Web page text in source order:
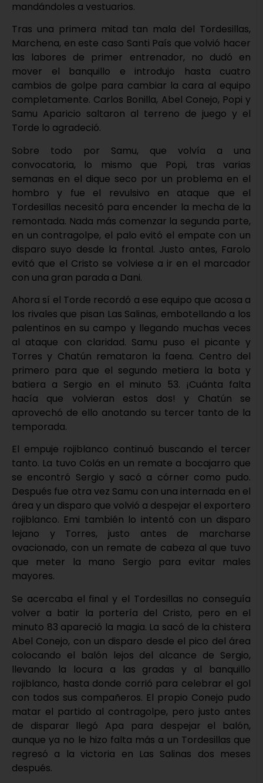
mandándoles a vestuarios.
Tras una primera mitad tan mala del Tordesillas,
Marchena, en este caso Santi País que volvió hacer
las labores de primer entrenador, no dudó en
mover el banquillo e introdujo hasta cuatro
cambios de golpe para cambiar la cara al equipo
completamente. Carlos Bonilla, Abel Conejo, Popi y
Samu Aparicio saltaron al terreno de juego y el
Torde lo agradeció.
Sobre todo por Samu, que volvía a una
convocatoria, lo mismo que Popi, tras varias
semanas en el dique seco por un problema en el
hombro y fue el revulsivo en ataque que el
Tordesillas necesitó para encender la mecha de la
remontada. Nada más comenzar la segunda parte,
en un contragolpe, el palo evitó el empate con un
disparo suyo desde la frontal. Justo antes, Farolo
evitó que el Cristo se volviese a ir en el marcador
con una gran parada a Dani.
Ahora sí el Torde recordó a ese equipo que acosa a
los rivales que pisan Las Salinas, embotellando a los
palentinos en su campo y llegando muchas veces
al ataque con claridad. Samu puso el picante y
Torres y Chatún remataron la faena. Centro del
primero para que el segundo metiera la bota y
batiera a Sergio en el minuto 53. ¡Cuánta falta
hacía que volvieran estos dos! y Chatún se
aprovechó de ello anotando su tercer tanto de la
temporada.
El empuje rojiblanco continuó buscando el tercer
tanto. La tuvo Colás en un remate a bocajarro que
se encontró Sergio y sacó a córner como pudo.
Después fue otra vez Samu con una internada en el
área y un disparo que volvió a despejar el exportero
rojiblanco. Emi también lo intentó con un disparo
lejano y Torres, justo antes de marcharse
ovacionado, con un remate de cabeza al que tuvo
que meter la mano Sergio para evitar males
mayores.
Se acercaba el final y el Tordesillas no conseguía
volver a batir la portería del Cristo, pero en el
minuto 83 apareció la magia. La sacó de la chistera
Abel Conejo, con un disparo desde el pico del área
colocando el balón lejos del alcance de Sergio,
llevando la locura a las gradas y al banquillo
rojiblanco, hasta donde corrió para celebrar el gol
con todos sus compañeros. El propio Conejo pudo
matar el partido al contragolpe, pero justo antes
de disparar llegó Apa para despejar el balón,
aunque ya no le hizo falta más a un Tordesillas que
regresó a la victoria en Las Salinas dos meses
después.